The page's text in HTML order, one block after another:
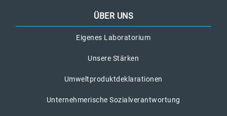
ÜBER UNS
Eigenes Laboratorium
Unsere Stärken
Umweltproduktdeklarationen
Unternehmerische Sozialverantwortung